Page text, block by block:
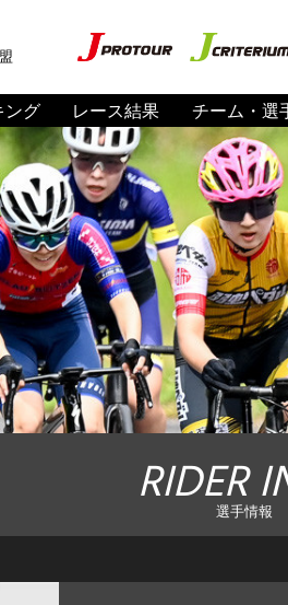
ング レース結果 チーム・選
RIDER
選手情報